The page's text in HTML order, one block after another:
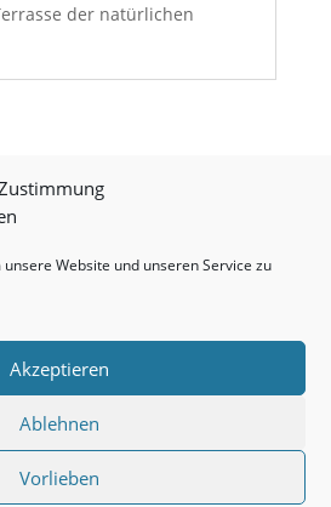
Website und unseren Service zu
Akzeptieren
Ablehnen
Vorlieben
der natürlichen
Schrauben GmbH